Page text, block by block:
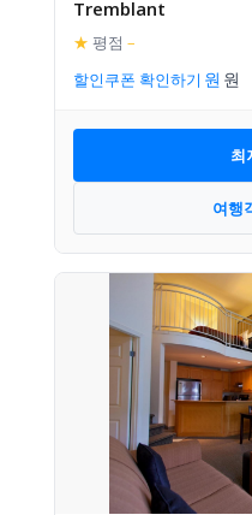
Tremblant
★ 평점 –
할인쿠폰 확인하기
최
여행